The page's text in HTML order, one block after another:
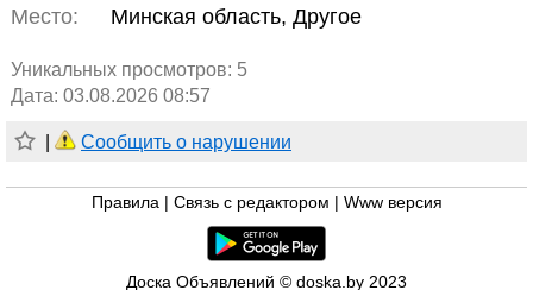
Место:
Минская область, Другое
Уникальных просмотров: 5
Дата: 03.08.2026 08:57
Сообщить о нарушении
Правила Связь с редактором Www версия
Доска Объявлений © doska.by 2023